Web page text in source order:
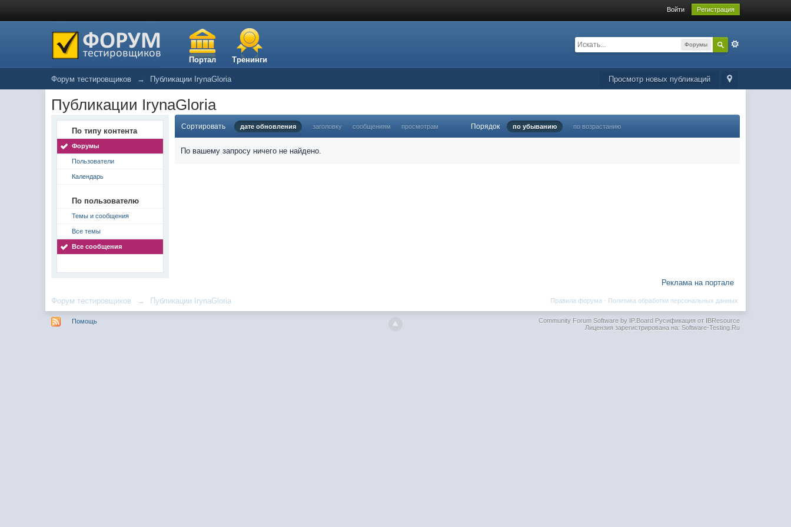
Войти Регистрация
Портал Тренинги
Форумы
Просмотр новых публикаций
Форум тестировщиков → Публикации IrynaGloria
Публикации IrynaGloria
По типу контента
Форумы
Пользователи
Календарь
По пользователю
Темы и сообщения
Все темы
Все сообщения
Сортировать дате обновления заголовку сообщениям просмотрам Порядок по убыванию по возрастанию
По вашему запросу ничего не найдено.
Реклама на портале
Форум тестировщиков → Публикации IrynaGloria Политика обработки персональных данных
Правила форума ·
Помощь Community Forum Software by IP.BoardРусификация от IBResource
Лицензия зарегистрирована на: Software-Testing.Ru